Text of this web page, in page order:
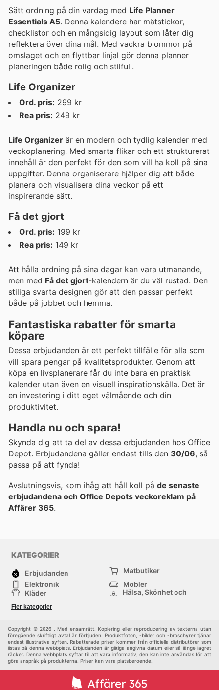
Sätt ordning på din vardag med Life Planner
Essentials A5. Denna kalendere har mätstickor,
checklistor och en mångsidig layout som låter dig
reflektera över dina mål. Med vackra blommor på
omslaget och en flyttbar linjal gör denna planner
planeringen både rolig och stilfull.
Life Organizer
Ord. pris: 299 kr
Rea pris: 249 kr
Life Organizer är en modern och tydlig kalender med
veckoplanering. Med smarta flikar och ett strukturerat
innehåll är den perfekt för den som vill ha koll på sina
uppgifter. Denna organiserare hjälper dig att både
planera och visualisera dina veckor på ett
inspirerande sätt.
Få det gjort
Ord. pris: 199 kr
Rea pris: 149 kr
Att hålla ordning på sina dagar kan vara utmanande,
men med Få det gjort-kalendern är du väl rustad. Den
stiliga svarta designen gör att den passar perfekt
både på jobbet och hemma.
Fantastiska rabatter för smarta
köpare
Dessa erbjudanden är ett perfekt tillfälle för alla som
vill spara pengar på kvalitetsprodukter. Genom att
köpa en livsplanerare får du inte bara en praktisk
kalender utan även en visuell inspirationskälla. Det är
en investering i ditt eget välmående och din
produktivitet.
Handla nu och spara!
Skynda dig att ta del av dessa erbjudanden hos Office
Depot. Erbjudandena gäller endast tills den 30/06, så
passa på att fynda!
Avslutningsvis, kom ihåg att håll koll på de senaste
erbjudandena och Office Depots veckoreklam på
Affärer 365.
KATEGORIER
Erbjudanden
Matbutiker
Elektronik
Möbler
Kläder
Hälsa, Skönhet och
Bygg & Trädgård
Fler kategorier
Copyright © 2026 . Med ensamrätt. Kopiering eller reproducering av texterna utan
föregående skriftligt avtal är förbjuden. Produktfoton, -bilder och -broschyrer tjänar
endast illustrativa syften. Rabatterade priser kommer från officiella distributörer som
listas på denna webbplats. Erbjudanden är giltiga angivna datum eller så länge lagret
räcker. Denna webbplats syftar till att vara informativ, den kan inte användas för att
göra anspråk på produkterna. Priser kan vara platsberoende.